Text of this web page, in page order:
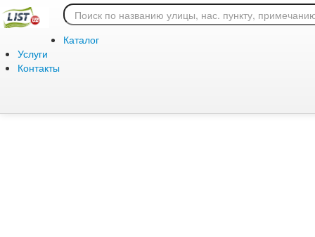
Каталог
Услуги
Контакты
Ошибка 404: страница